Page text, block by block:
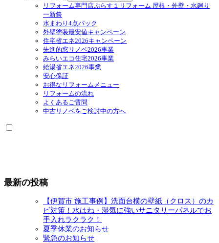
リフォーム専門店ぷらす１リフォーム 屋根・外壁・水廻り
一新祭
水まわり4点パック
外壁塗装最安値キャンペーン
住宅省エネ2026キャンペーン
先進的窓リノベ2026事業
みらいエコ住宅2026事業
給湯省エネ2026事業
安心保証
お得なリフォームメニュー
リフォームの流れ
よくあるご質問
中古リノベをご検討中の方へ
最新の投稿
【伊賀市 施工事例】洗面台横の壁紙（クロス）のカ
ビ対策！水はね・湿気に強いサニタリーパネルでお
手入れラクラク！
夏季休業のお知らせ
緊急のお知らせ